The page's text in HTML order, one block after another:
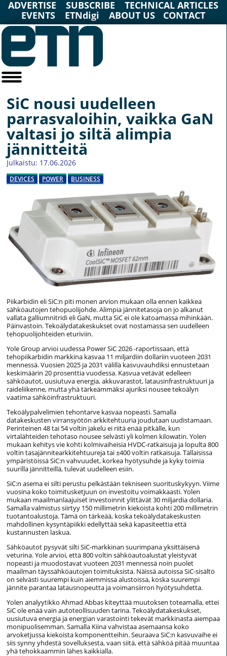
ADVERTISE SUBSCRIBE
TECHNICAL ARTICLES
EVENTS
ETNdigi ABOUT US CONTACT
SiC nousi uudelleen
parrasvaloihin, vaikka GaN
valtasi jo siltä alimpia
jännitteitä
Julkaistu: 17.06.2026
DEVICES POWER BUSINESS
Piikarbidin eli SiC:n piti monen arvion mukaan olla ennen kaikkea
sähköautojen tehopuolijohde. Alimpia jännitetasoja on jo alkanut
vallata galliumnitridi eli GaN, mutta SiC ei ole katoamassa mihinkään.
Päinvastoin. Tekoälydatakeskukset ovat nostamassa sen uudelleen
tehopuolijohteiden eturiviin.
Yole Group arvioi uudessa Power SiC 2026 -raportissaan, että
tehopiikarbidin markkina kasvaa 11 miljardiin dollariin vuoteen 2031
mennessä. Vuosien 2025 ja 2031 välillä kasvuvauhdiksi ennustetaan
keskimäärin 20 prosenttia vuodessa. Kasvua vetävät edelleen
sähköautot, uusiutuva energia, akkuvarastot, latausinfrastruktuuri ja
raideliikenne, mutta yhä tärkeämmäksi ajuriksi nousee tekoälyn
vaatima sähköinfrastruktuuri.
Tekoälypalvelimien tehontarve kasvaa nopeasti. Samalla
datakeskusten virransyötön arkkitehtuuria joudutaan uudistamaan.
Perinteinen 48 tai 54 voltin jakelu ei riitä enää pitkälle, kun
virtalähteiden tehotaso nousee selvästi yli kolmen kilowatin. Yolen
mukaan kehitys vie kohti kolmivaiheisia HVDC-ratkaisuja ja lopulta 800
voltin tasajännitearkkitehtuureja tai ±400 voltin ratkaisuja. Tällaisissa
ympäristöissä SiC:n vahvuudet, korkea hyötysuhde ja kyky toimia
suurilla jännitteillä, tulevat uudelleen esiin.
SiC:n asema ei silti perustu pelkästään tekniseen suorituskykyyn. Viime
vuosina koko toimitusketjuun on investoitu voimakkaasti. Yolen
mukaan maailmanlaajuiset investoinnit ylittävät 30 miljardia dollaria.
Samalla valmistus siirtyy 150 millimetrin kiekoista kohti 200 millimetrin
tuotantoalustoja. Tämä on tärkeää, koska tekoälydatakeskusten
mahdollinen kysyntäpiikki edellyttää sekä kapasiteettia että
kustannusten laskua.
Sähköautot pysyvät silti SiC-markkinan suurimpana yksittäisenä
veturina. Yole arvioi, että 800 voltin sähköautoalustat yleistyvät
nopeasti ja muodostavat vuoteen 2031 mennessä noin puolet
maailman täyssähköautojen toimituksista. Näissä autoissa SiC-sisältö
on selvästi suurempi kuin aiemmissa alustoissa, koska suurempi
jännite parantaa latausnopeutta ja voimansiirron hyötysuhdetta.
Yolen analyytikko Ahmad Abbas kiteyttää muutoksen toteamalla, ettei
SiC ole enää vain autoteollisuuden tarina. Tekoälydatakeskukset,
uusiutuva energia ja energian varastointi tekevät markkinasta aiempaa
monipuolisemman. Samalla Kiina vahvistaa asemaansa koko
arvoketjussa kiekoista komponentteihin. Seuraava SiC:n kasvuvaihe ei
siis synny yhdestä sovelluksesta, vaan siitä, että sähköä pitää muuntaa
yhä tehokkaammin lähes kaikkialla.